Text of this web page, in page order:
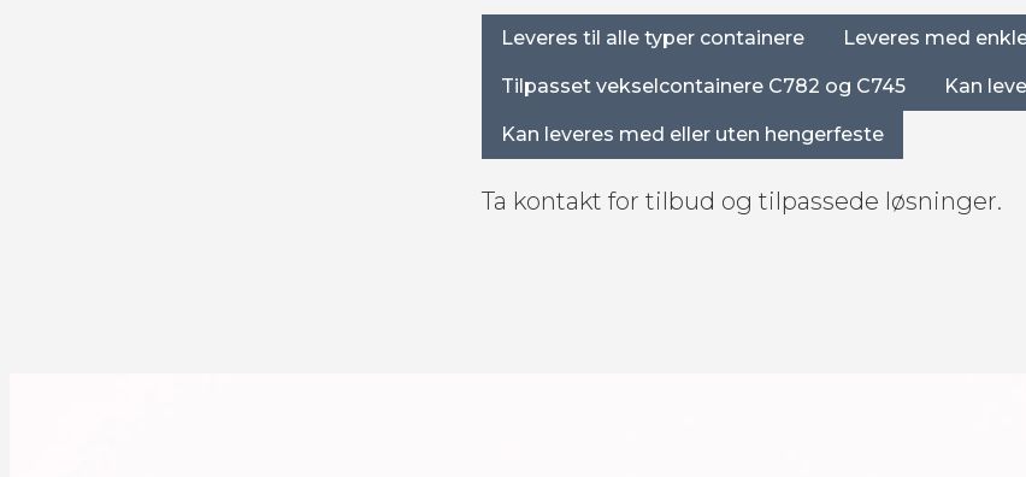
Leveres til alle typer containere Leveres med
Tilpasset vekselcontainere C782 og C745 Kan
Kan leveres med eller uten hengerfeste
Ta kontakt for tilbud og tilpassede løsninger.